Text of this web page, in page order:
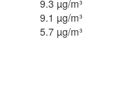
9.3 µg/m³
9.1 µg/m³
5.7 µg/m³